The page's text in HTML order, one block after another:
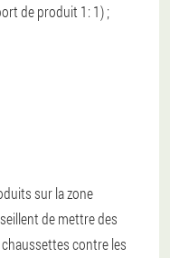
de produit 1: 1) ;
sur la zone
de mettre des
contre les